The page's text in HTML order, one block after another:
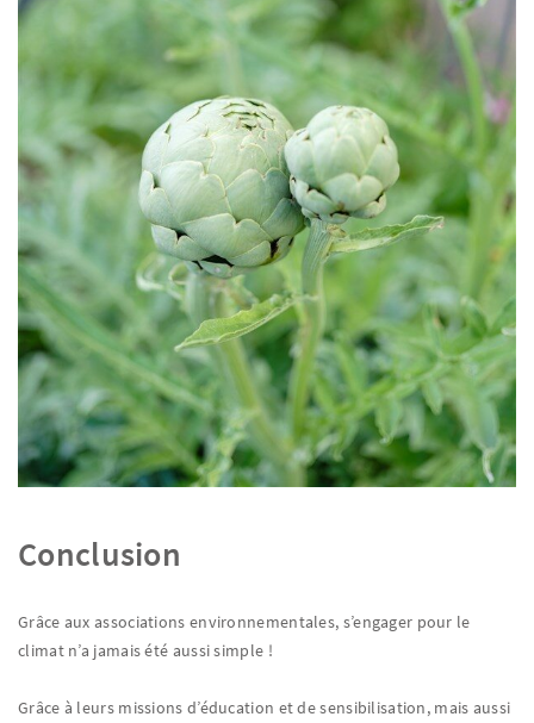
Conclusion
Grâce aux associations environnementales, s’engager pour le
climat n’a jamais été aussi simple !
Grâce à leurs missions d’éducation et de sensibilisation, mais aussi